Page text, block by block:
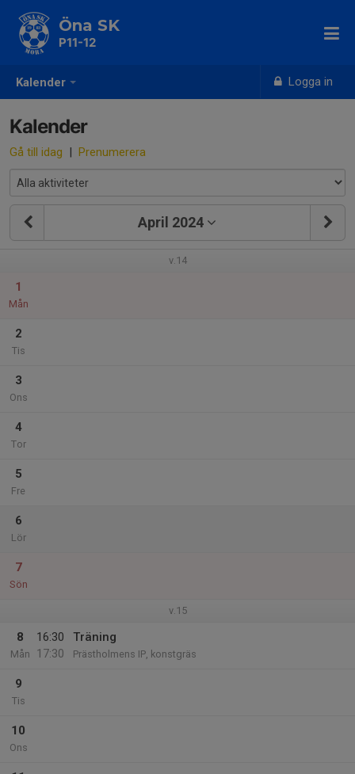
Kalender Logga in
Öna SK
P11-12
Kalender
Gå till idag | Prenumerera
April 2024
v.14
1
Mån
2
Tis
3
Ons
4
Tor
5
Fre
6
Lör
7
Sön
v.15
8
Mån
16:30
17:30
Träning
Prästholmens IP, konstgräs
9
Tis
10
Ons